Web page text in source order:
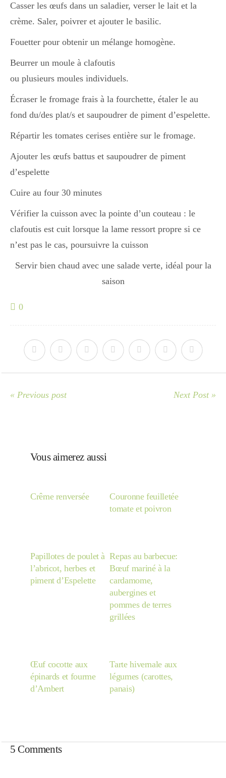
Recettes Végétariennes
Resto
Divers
cupcake
apéro
Casser les œufs dans un saladier, verser le lait et la
crème. Saler, poivrer et ajouter le basilic.
Fouetter pour obtenir un mélange homogène.
Beurrer un moule à clafoutis
ou plusieurs moules individuels.
Écraser le fromage frais à la fourchette, étaler le au
fond du/des plat/s et saupoudrer de piment d’espelette.
Répartir les tomates cerises entière sur le fromage.
Ajouter les œufs battus et saupoudrer de piment
d’espelette
Cuire au four 30 minutes
Vérifier la cuisson avec la pointe d’un couteau : le
clafoutis est cuit lorsque la lame ressort propre si ce
n’est pas le cas, poursuivre la cuisson
Servir bien chaud avec une salade verte, idéal pour la
saison
0
« Previous post Next Post »
Vous aimerez aussi
Crême renversée
Couronne feuilletée
tomate et poivron
Papillotes de poulet à
l’abricot, herbes et
piment d’Espelette
Repas au barbecue:
Bœuf mariné à la
cardamome,
aubergines et
pommes de terres
grillées
Œuf cocotte aux
épinards et fourme
d’Ambert
Tarte hivernale aux
légumes (carottes,
panais)
5 Comments